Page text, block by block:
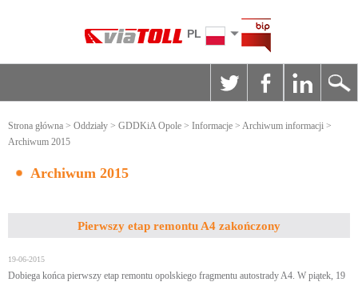
PL
Strona główna > Oddziały > GDDKiA Opole > Informacje > Archiwum informacji >
Archiwum 2015
Archiwum 2015
Pierwszy etap remontu A4 zakończony
19-06-2015
Dobiega końca pierwszy etap remontu opolskiego fragmentu autostrady A4. W piątek, 19